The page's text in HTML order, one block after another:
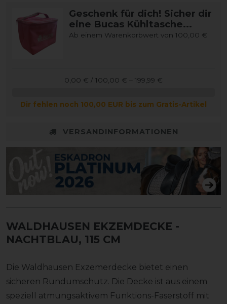
Geschenk für dich! Sicher dir
eine Bucas Kühltasche...
Ab einem Warenkorbwert von 100,00 €
0,00 € / 100,00 € – 199,99 €
Dir fehlen noch 100,00 EUR bis zum Gratis-Artikel
VERSANDINFORMATIONEN
WALDHAUSEN EKZEMDECKE -
NACHTBLAU, 115 CM
Die Waldhausen Exzemerdecke bietet einen
sicheren Rundumschutz. Die Decke ist aus einem
speziell atmungsaktivem Funktions-Faserstoff mit